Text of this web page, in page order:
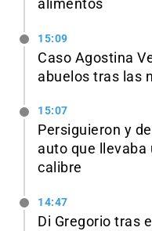
alimentos
15:09
Caso Agostina
abuelos tras las
15:07
Persiguieron y
auto que llevaba
calibre
14:47
Di Gregorio tras